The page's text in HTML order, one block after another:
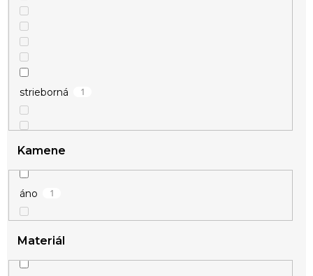
strieborná 1
Kamene
áno 1
Materiál